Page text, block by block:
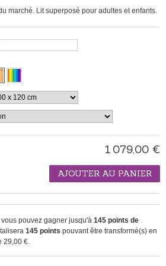
marché. Lit superposé pour adultes et enfants.
1 079,00 €
AJOUTER AU PANIER
pouvez gagner jusqu'à 145 points de
145 points pouvant être transformé(s) en
29,00 €.